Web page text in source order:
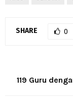
SHARE 0
119 Guru